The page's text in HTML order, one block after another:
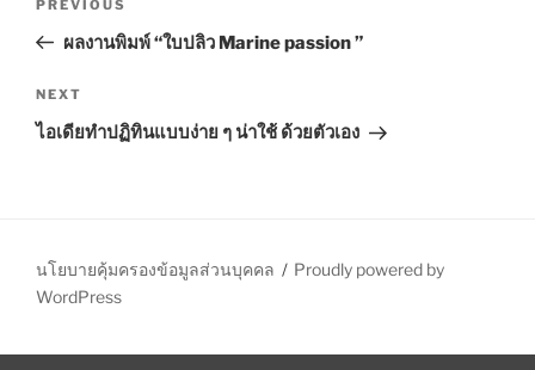
s
t
n
g
a
i
P
r
v
i
o
s
PREVIOUS
ผลงานพิมพ์ “ใบปลิว Marine passion ”
N
e
s
t
NEXT
ไอเดียทำปฏิทินแบบง่าย ๆ น่าใช้ ด้วยตัวเอง
นโยบายคุ้มครองข้อมูลส่วนบุคคล
Proudly powered by
WordPress